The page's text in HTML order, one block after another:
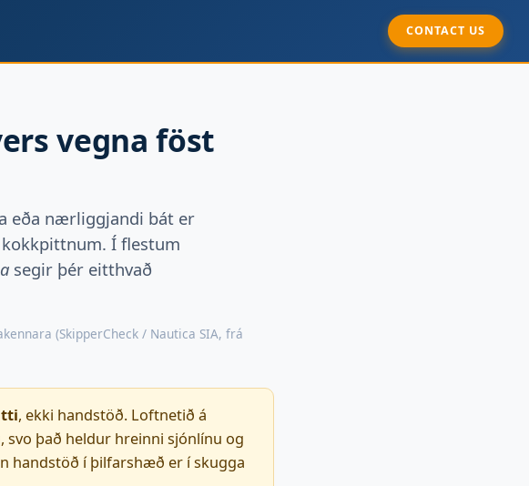
CONTACT US
vegna föst
eða nærliggjandi bát er
Í flestum
segir þér eitthvað
(SkipperCheck / Nautica SIA, frá
, ekki handstöð. Loftnetið á
það heldur hreinni sjónlínu og
handstöð í þilfarshæð er í skugga